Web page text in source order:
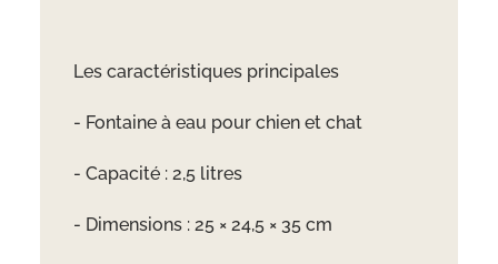
Les caractéristiques principales
- Fontaine à eau pour chien et chat
- Capacité : 2,5 litres
- Dimensions : 25 × 24,5 × 35 cm